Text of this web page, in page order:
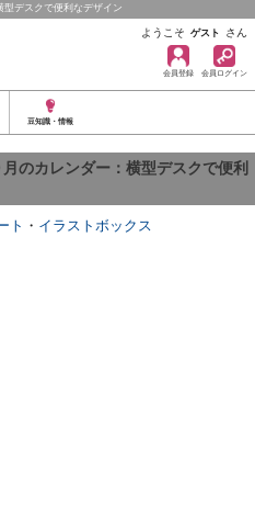
デスクで便利なデザイン
ようこそ ゲスト さん
会員登録 会員ログイン
豆知識・情報
のカレンダー：横型デスクで便利
ト ・ イラストボックス